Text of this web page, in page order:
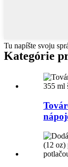
Tu napíšte svoju
Kategórie